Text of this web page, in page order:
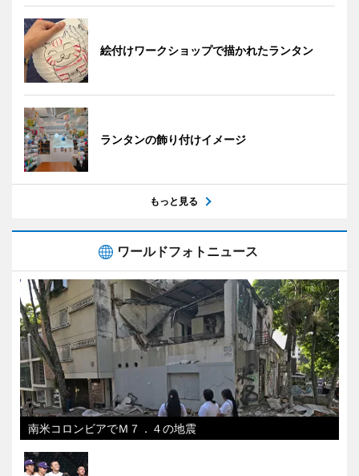
絵付けワークショップで描かれたランタン
ランタンの飾り付けイメージ
もっと見る
ワールドフォトニュース
南米コロンビアでＭ７．４の地震